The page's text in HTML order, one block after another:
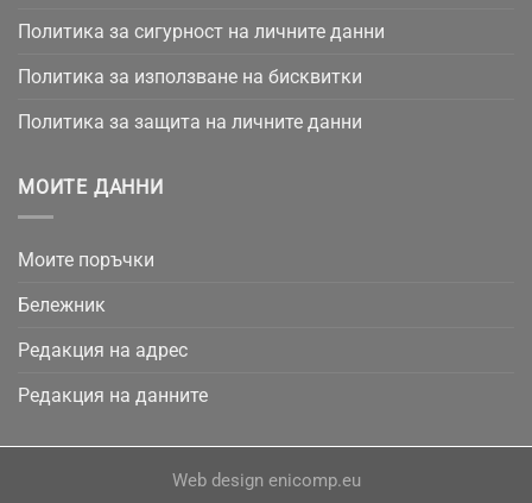
Политика за сигурност на личните данни
Политика за използване на бисквитки
Политика за защита на личните данни
МОИТЕ ДАННИ
Моите поръчки
Бележник
Редакция на адрес
Редакция на данните
Web design enicomp.eu